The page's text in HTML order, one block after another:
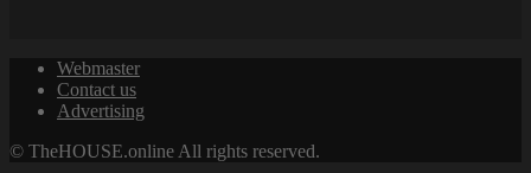
Webmaster
Contact us
Advertising
© TheHOUSE.online All rights reserved.